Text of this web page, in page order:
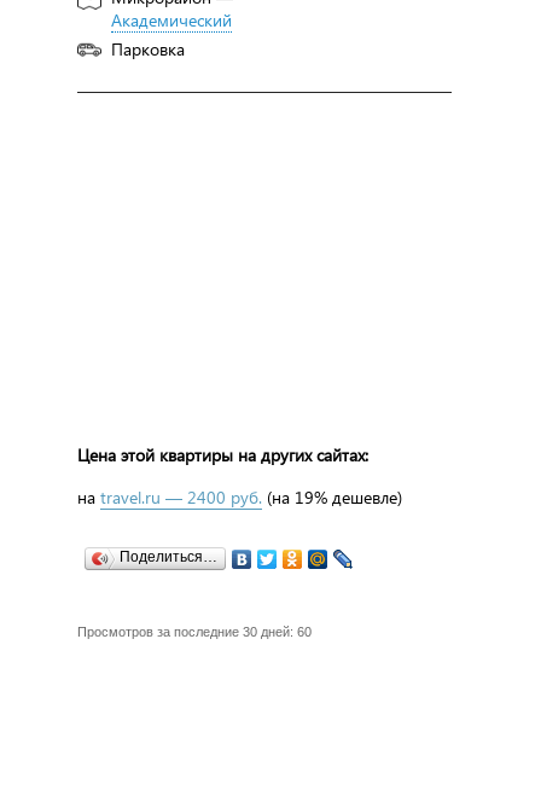
Академический
Парковка
Цена этой квартиры на других сайтах:
на travel.ru — 2400 руб. (на 19% дешевле)
Поделиться…
Просмотров за последние 30 дней: 60